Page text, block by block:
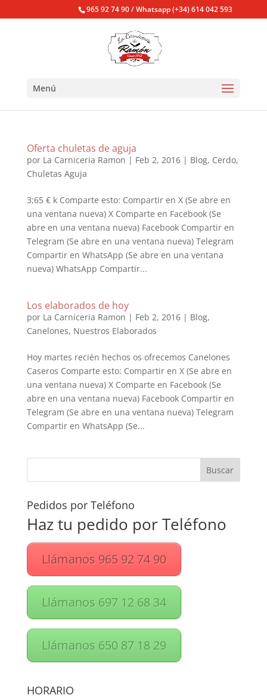
965 92 74 90 / Whatsapp (+34) 614 042 593
Menú
Oferta chuletas de aguja
por La Carniceria Ramon | Feb 2, 2016| Blog, Cerdo,
Chuletas Aguja
3;65 € k Comparte esto: Compartir en X (Se abre en
una ventana nueva) X Comparte en Facebook (Se
abre en una ventana nueva) Facebook Compartir en
Telegram (Se abre en una ventana nueva) Telegram
Compartir en WhatsApp (Se abre en una ventana
nueva) WhatsApp Compartir...
Los elaborados de hoy
por La Carniceria Ramon | Feb 2, 2016| Blog,
Canelones, Nuestros Elaborados
Hoy martes recién hechos os ofrecemos Canelones
Caseros Comparte esto: Compartir en X (Se abre en
una ventana nueva) X Comparte en Facebook (Se
abre en una ventana nueva) Facebook Compartir en
Telegram (Se abre en una ventana nueva) Telegram
Compartir en WhatsApp (Se...
Pedidos por Teléfono
Haz tu pedido por Teléfono
Llámanos 965 92 74 90
Llámanos 697 12 68 34
Llámanos 650 87 18 29
HORARIO